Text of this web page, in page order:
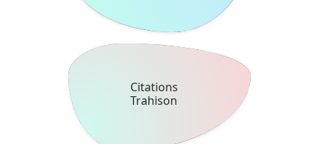
Citations
Trahison